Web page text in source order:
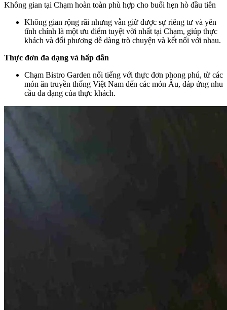
Không gian tại Chạm hoàn toàn phù hợp cho buổi hẹn hò đầu tiên
Không gian rộng rãi nhưng vẫn giữ được sự riêng tư và yên
tĩnh chính là một ưu điểm tuyệt vời nhất tại Chạm, giúp thực
khách và đối phương dễ dàng trò chuyện và kết nối với nhau.
Thực đơn đa dạng và hấp dẫn
Chạm Bistro Garden nổi tiếng với thực đơn phong phú, từ các
món ăn truyền thống Việt Nam đến các món Âu, đáp ứng nhu
cầu đa dạng của thực khách.